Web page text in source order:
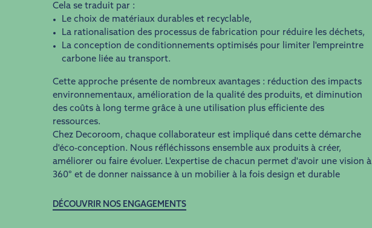
Cela se traduit par :
Le choix de matériaux durables et recyclable,
La rationalisation des processus de fabrication pour réduire les déchets,
La conception de conditionnements optimisés pour limiter l'empreintre
carbone liée au transport.
Cette approche présente de nombreux avantages : réduction des impacts
environnementaux, amélioration de la qualité des produits, et diminution
des coûts à long terme grâce à une utilisation plus efficiente des
ressources.
Chez Decoroom, chaque collaborateur est impliqué dans cette démarche
d'éco-conception. Nous réfléchissons ensemble aux produits à créer,
améliorer ou faire évoluer. L'expertise de chacun permet d'avoir une vision à
360° et de donner naissance à un mobilier à la fois design et durable
DÉCOUVRIR NOS ENGAGEMENTS